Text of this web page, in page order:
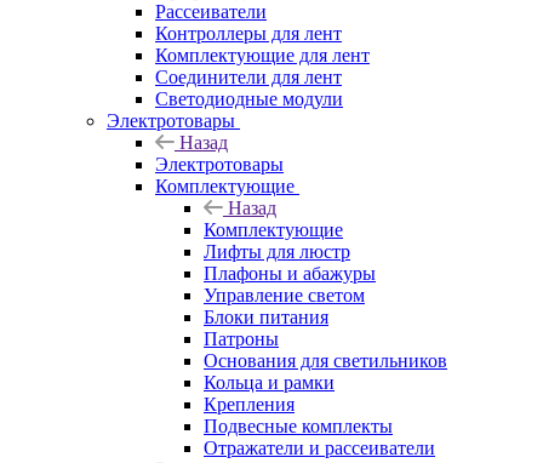
Рассеиватели
Контроллеры для лент
Комплектующие для лент
Соединители для лент
Светодиодные модули
Электротовары
Назад
Электротовары
Комплектующие
Назад
Комплектующие
Лифты для люстр
Плафоны и абажуры
Управление светом
Блоки питания
Патроны
Основания для светильников
Кольца и рамки
Крепления
Подвесные комплекты
Отражатели и рассеиватели